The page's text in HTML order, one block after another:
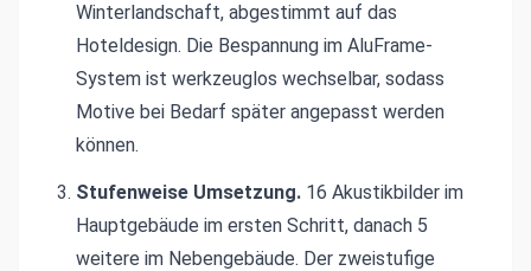
Winterlandschaft, abgestimmt auf das
Hoteldesign. Die Bespannung im AluFrame-
System ist werkzeuglos wechselbar, sodass
Motive bei Bedarf später angepasst werden
können.
Stufenweise Umsetzung. 16 Akustikbilder im
Hauptgebäude im ersten Schritt, danach 5
weitere im Nebengebäude. Der zweistufige